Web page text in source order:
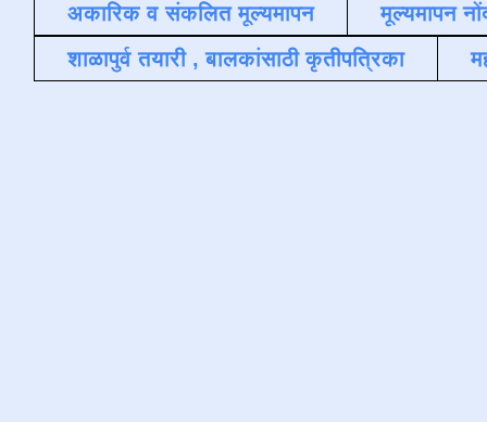
अकारिक व संकलित मूल्यमापन
मूल्यमापन
शाळापुर्व तयारी , बालकांसाठी कृतीपत्रिका